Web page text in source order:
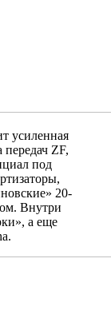
усиленная
передач ZF,
под
20-
Внутри
а еще